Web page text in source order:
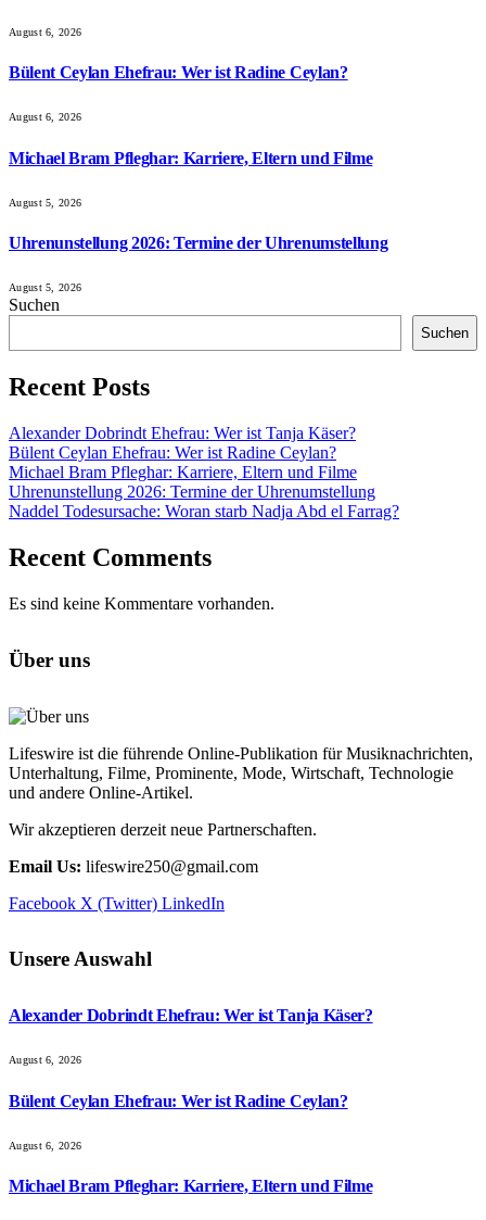
August 6, 2026
Bülent Ceylan Ehefrau: Wer ist Radine Ceylan?
August 6, 2026
Michael Bram Pfleghar: Karriere, Eltern und Filme
August 5, 2026
Uhrenunstellung 2026: Termine der Uhrenumstellung
August 5, 2026
Suchen
Suchen
Recent Posts
Alexander Dobrindt Ehefrau: Wer ist Tanja Käser?
Bülent Ceylan Ehefrau: Wer ist Radine Ceylan?
Michael Bram Pfleghar: Karriere, Eltern und Filme
Uhrenunstellung 2026: Termine der Uhrenumstellung
Naddel Todesursache: Woran starb Nadja Abd el Farrag?
Recent Comments
Es sind keine Kommentare vorhanden.
Über uns
Lifeswire ist die führende Online-Publikation für Musiknachrichten,
Unterhaltung, Filme, Prominente, Mode, Wirtschaft, Technologie
und andere Online-Artikel.
Wir akzeptieren derzeit neue Partnerschaften.
Email Us: lifeswire250@gmail.com
Facebook X (Twitter) LinkedIn
Unsere Auswahl
Alexander Dobrindt Ehefrau: Wer ist Tanja Käser?
August 6, 2026
Bülent Ceylan Ehefrau: Wer ist Radine Ceylan?
August 6, 2026
Michael Bram Pfleghar: Karriere, Eltern und Filme